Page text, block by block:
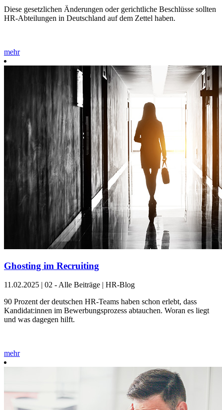
Diese gesetzlichen Änderungen oder gerichtliche Beschlüsse sollten
HR-Abteilungen in Deutschland auf dem Zettel haben.
mehr
Ghosting im Recruiting
11.02.2025
02 - Alle Beiträge | HR-Blog
90 Prozent der deutschen HR-Teams haben schon erlebt, dass
Kandidat:innen im Bewerbungsprozess abtauchen. Woran es liegt
und was dagegen hilft.
mehr